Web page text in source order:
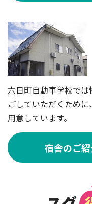
六日町自動車学校で
ごしていただくため
用意しています。
宿舎のご